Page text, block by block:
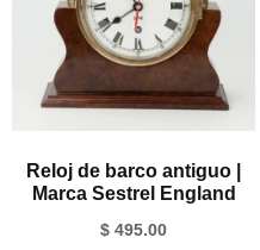
Reloj de barco antiguo |
Marca Sestrel England
$ 495.00